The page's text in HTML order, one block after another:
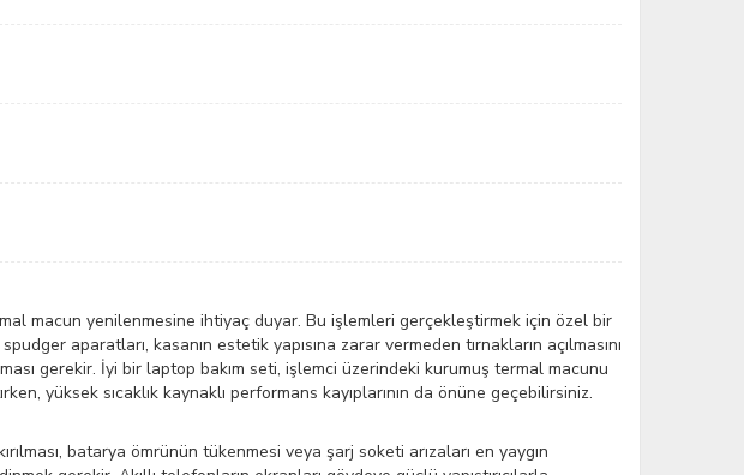
macun yenilenmesine ihtiyaç duyar. Bu işlemleri gerçekleştirmek için özel bir
aparatları, kasanın estetik yapısına zarar vermeden tırnakların açılmasını
gerekir. İyi bir laptop bakım seti, işlemci üzerindeki kurumuş termal macunu
yüksek sıcaklık kaynaklı performans kayıplarının da önüne geçebilirsiniz.
batarya ömrünün tükenmesi veya şarj soketi arızaları en yaygın